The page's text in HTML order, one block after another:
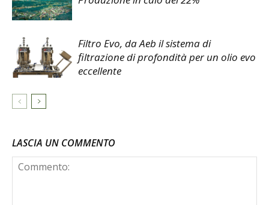
Filtro Evo, da Aeb il sistema di
filtrazione di profondità per un olio evo
eccellente
LASCIA UN COMMENTO